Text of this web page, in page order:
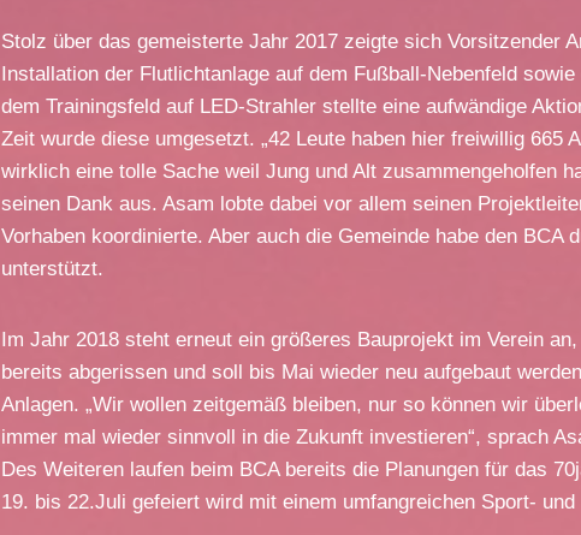
Stolz über das gemeisterte Jahr 2017 zeigte sich Vorsitzender
Installation der Flutlichtanlage auf dem Fußball-Nebenfeld
dem Trainingsfeld auf LED-Strahler stellte eine aufwändige
Zeit wurde diese umgesetzt. „42 Leute haben hier freiwillig 665
wirklich eine tolle Sache weil Jung und Alt zusammengeholfen
seinen Dank aus. Asam lobte dabei vor allem seinen
Vorhaben koordinierte. Aber auch die Gemeinde habe den BCA
unterstützt.
Im Jahr 2018 steht erneut ein größeres Bauprojekt im Verein
bereits abgerissen und soll bis Mai wieder neu aufgebaut
Anlagen. „Wir wollen zeitgemäß bleiben, nur so können wir
immer mal wieder sinnvoll in die Zukunft investieren“, sprach
Des Weiteren laufen beim BCA bereits die Planungen für das
19. bis 22.Juli gefeiert wird mit einem umfangreichen Sport-